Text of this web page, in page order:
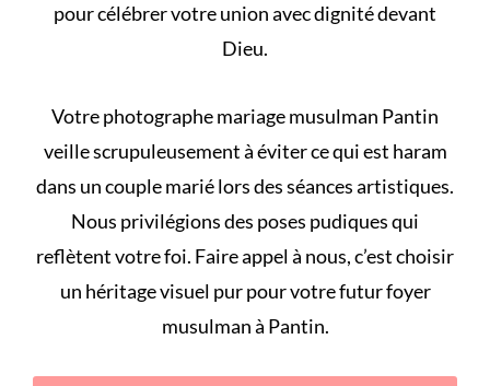
pour célébrer votre union avec dignité devant
Dieu.
Votre photographe mariage musulman Pantin
veille scrupuleusement à éviterce qui est haram
dans un couple mariélors des séances artistiques.
Nous privilégions des poses pudiques qui
reflètent votre foi. Faire appel à nous, c’est choisir
un héritage visuel pur pour votre futur foyer
musulman à Pantin.